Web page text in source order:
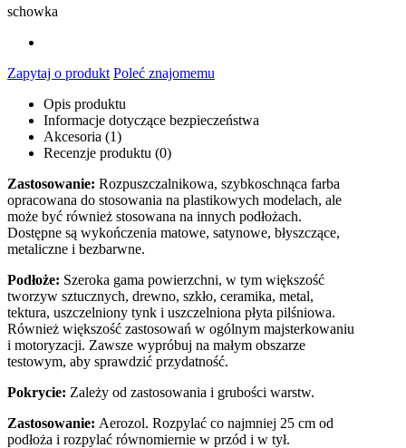
schowka
Zapytaj o produkt Poleć znajomemu
Opis produktu
Informacje dotyczące bezpieczeństwa
Akcesoria (1)
Recenzje produktu (0)
Zastosowanie: Rozpuszczalnikowa, szybkoschnąca farba
opracowana do stosowania na plastikowych modelach, ale
może być również stosowana na innych podłożach.
Dostępne są wykończenia matowe, satynowe, błyszczące,
metaliczne i bezbarwne.
Podłoże: Szeroka gama powierzchni, w tym większość
tworzyw sztucznych, drewno, szkło, ceramika, metal,
tektura, uszczelniony tynk i uszczelniona płyta pilśniowa.
Również większość zastosowań w ogólnym majsterkowaniu
i motoryzacji. Zawsze wypróbuj na małym obszarze
testowym, aby sprawdzić przydatność.
Pokrycie: Zależy od zastosowania i grubości warstw.
Zastosowanie: Aerozol. Rozpylać co najmniej 25 cm od
podłoża i rozpylać równomiernie w przód i w tył.